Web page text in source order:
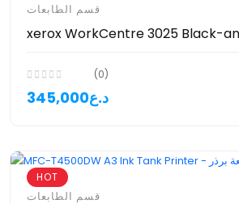
قسم الطابعات
(0)
345,000د.ع
HOT
قسم الطابعات